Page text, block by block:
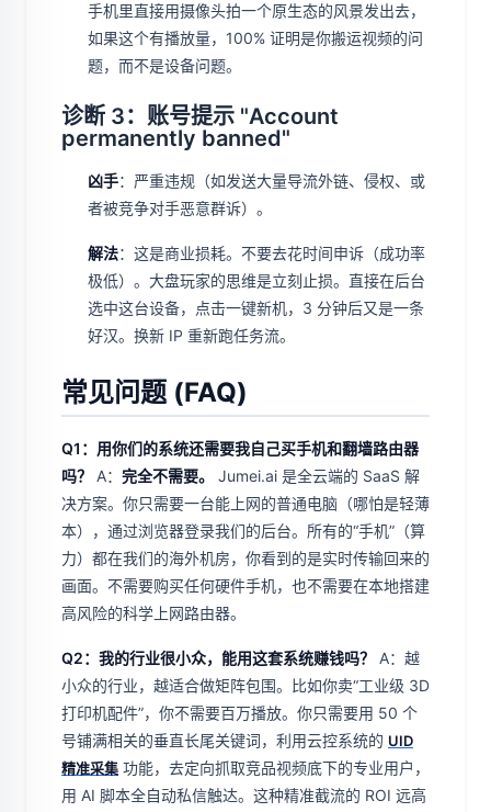
手机里直接用摄像头拍一个原生态的风景发出去，
如果这个有播放量，100% 证明是你搬运视频的问
题，而不是设备问题。
诊断 3：账号提示 "Account
permanently banned"
凶手：严重违规（如发送大量导流外链、侵权、或
者被竞争对手恶意群诉）。
解法：这是商业损耗。不要去花时间申诉（成功率
极低）。大盘玩家的思维是立刻止损。直接在后台
选中这台设备，点击一键新机，3 分钟后又是一条
好汉。换新 IP 重新跑任务流。
常见问题 (FAQ)
Q1：用你们的系统还需要我自己买手机和翻墙路由器
吗？
A： 完全不需要。
Jumei.ai 是全云端的 SaaS 解
决方案。你只需要一台能上网的普通电脑（哪怕是轻薄
本），通过浏览器登录我们的后台。所有的“手机”（算
力）都在我们的海外机房，你看到的是实时传输回来的
画面。不需要购买任何硬件手机，也不需要在本地搭建
高风险的科学上网路由器。
Q2：我的行业很小众，能用这套系统赚钱吗？
A：越
小众的行业，越适合做矩阵包围。比如你卖“工业级 3D
打印机配件”，你不需要百万播放。你只需要用 50 个
号铺满相关的垂直长尾关键词，利用云控系统的 UID
精准采集 功能，去定向抓取竞品视频底下的专业用户，
用 AI 脚本全自动私信触达。这种精准截流的 ROI 远高